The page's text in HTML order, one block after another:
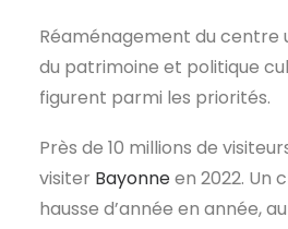
Réaménagement du centre
du patrimoine et politique
figurent parmi les priorités.
Près de 10 millions de
visiter Bayonneen 2022. Un
hausse d’année en année,